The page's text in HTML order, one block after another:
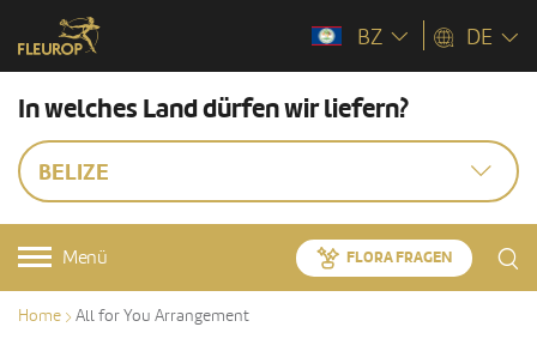
BZ DE
In welches Land dürfen wir liefern?
BELIZE
Menü FLORA FRAGEN
Home All for You Arrangement